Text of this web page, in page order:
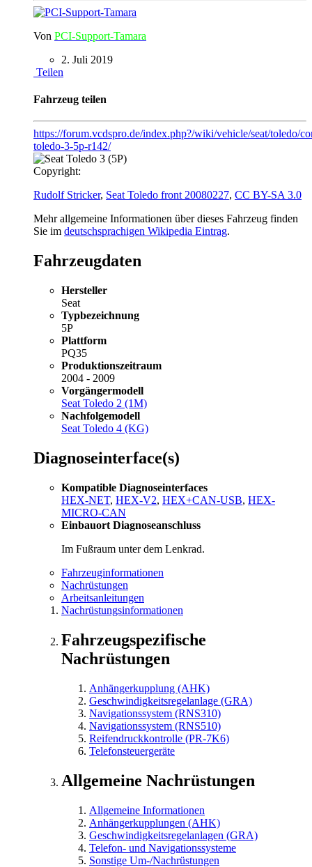
Von PCI-Support-Tamara
2. Juli 2019
Teilen
Fahrzeug teilen
https://forum.vcdspro.de/index.php?/wiki/vehicle/seat/toledo/
toledo-3-5p-r142/
Copyright:
Rudolf Stricker, Seat Toledo front 20080227, CC BY-SA 3.0
Mehr allgemeine Informationen über dieses Fahrzeug finden
Sie im deutschsprachigen Wikipedia Eintrag.
Fahrzeugdaten
Hersteller
Seat
Typbezeichnung
5P
Plattform
PQ35
Produktionszeitraum
2004 - 2009
Vorgängermodell
Seat Toledo 2 (1M)
Nachfolgemodell
Seat Toledo 4 (KG)
Diagnoseinterface(s)
Kompatible Diagnoseinterfaces
HEX-NET, HEX-V2, HEX+CAN-USB, HEX-
MICRO-CAN
Einbauort Diagnoseanschluss
Im Fußraum unter dem Lenkrad.
Fahrzeuginformationen
Nachrüstungen
Arbeitsanleitungen
Nachrüstungsinformationen
Fahrzeugspezifische
Nachrüstungen
Anhängerkupplung (AHK)
Geschwindigkeitsregelanlage (GRA)
Navigationssystem (RNS310)
Navigationssystem (RNS510)
Reifendruckkontrolle (PR-7K6)
Telefonsteuergeräte
Allgemeine Nachrüstungen
Allgemeine Informationen
Anhängerkupplungen (AHK)
Geschwindigkeitsregelanlagen (GRA)
Telefon- und Navigationssysteme
Sonstige Um-/Nachrüstungen